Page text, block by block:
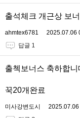
출석체크 개근상 보
ahmtex6781
2025.07.06
답글 1
출첵보너스 축하합니
꾹20개완료
미사강변도시
2025.07.06